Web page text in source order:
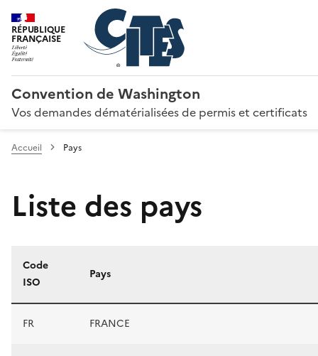
RÉPUBLIQUE
FRANÇAISE
Convention de Washington
Vos demandes dématérialisées de permis et certificats
Accueil Pays
Liste des pays
Liste des pays
Code
ISO
Pays
FR FRANCE